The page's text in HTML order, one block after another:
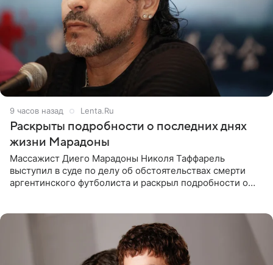
9 часов назад Lenta.Ru
Раскрыты подробности о последних днях
жизни Марадоны
Массажист Диего Марадоны Николя Таффарель
выступил в суде по делу об обстоятельствах смерти
аргентинского футболиста и раскрыл подробности о